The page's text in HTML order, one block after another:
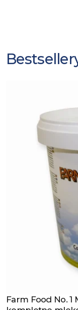
Zobacz produkt
Farm Food No. 1